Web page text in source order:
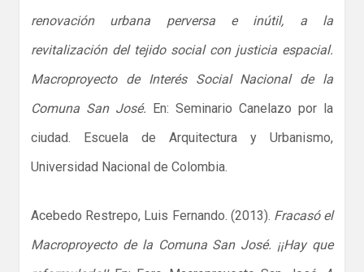
renovación urbana perversa e inútil, a la
revitalización del tejido social con justicia espacial.
Macroproyecto de Interés Social Nacional de la
Comuna San José. En: Seminario Canelazo por la
ciudad. Escuela de Arquitectura y Urbanismo,
Universidad Nacional de Colombia.
Acebedo Restrepo, Luis Fernando. (2013). Fracasó el
Macroproyecto de la Comuna San José. ¡¡Hay que